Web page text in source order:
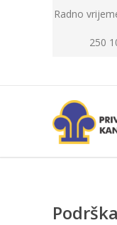
Radno
250